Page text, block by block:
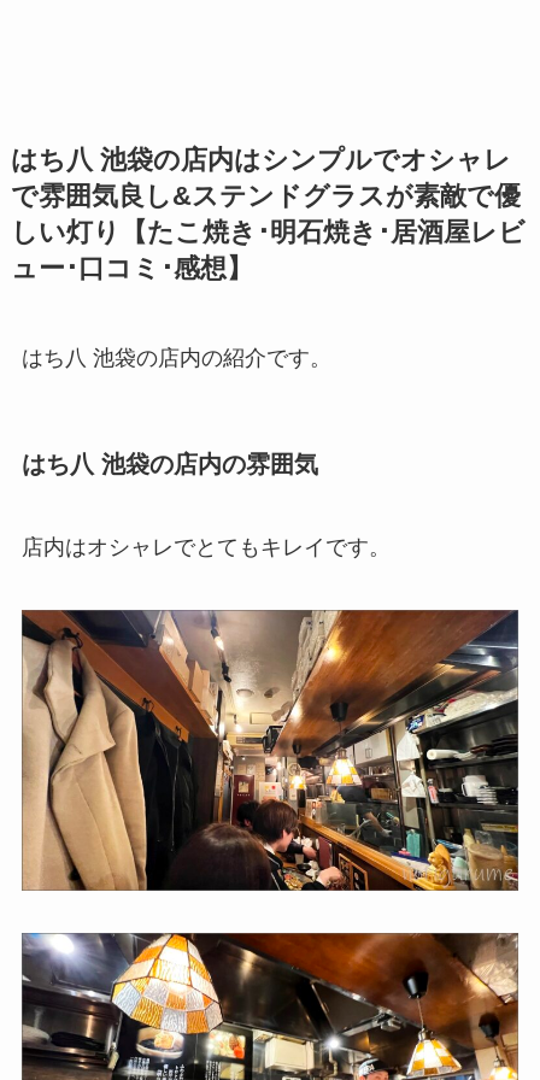
はち八 池袋の店内はシンプルでオシャレ
で雰囲気良し&ステンドグラスが素敵で優
しい灯り【たこ焼き･明石焼き･居酒屋レビ
ュー･口コミ･感想】
はち八 池袋の店内の紹介です。
はち八 池袋の店内の雰囲気
店内はオシャレでとてもキレイです。